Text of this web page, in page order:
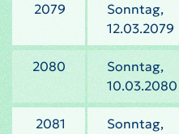
2079
Sonntag,
12.03.2079
2080
Sonntag,
10.03.2080
2081
Sonntag,